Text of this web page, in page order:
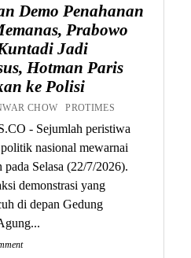
Demo Penahanan
Prabowo
Jadi
Hotman Paris
ke Polisi
CHOW PROTIMES
- Sejumlah peristiwa
nasional mewarnai
pada Selasa (22/7/2026).
demonstrasi yang
di depan Gedung